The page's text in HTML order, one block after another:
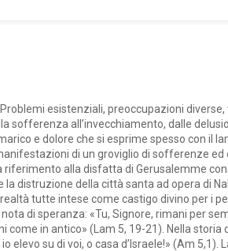
esistenziali, preoccupazioni
sofferenza all’invecchiamento, dalle
e dolore che si esprime spesso con il
di un groviglio di sofferenze
alla disfatta di Gerusalemme
distruzione della città santa ad opera di
tutte intese come castigo divino per i
di speranza: «Tu, Signore, rimani per
in antico» (Lam 5, 19-21). Nella
su di voi, o casa d’Israele!» (Am 5,1).